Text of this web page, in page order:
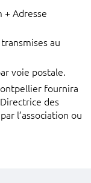
+ Adresse
au
voie postale.
fournira
des
l’association ou